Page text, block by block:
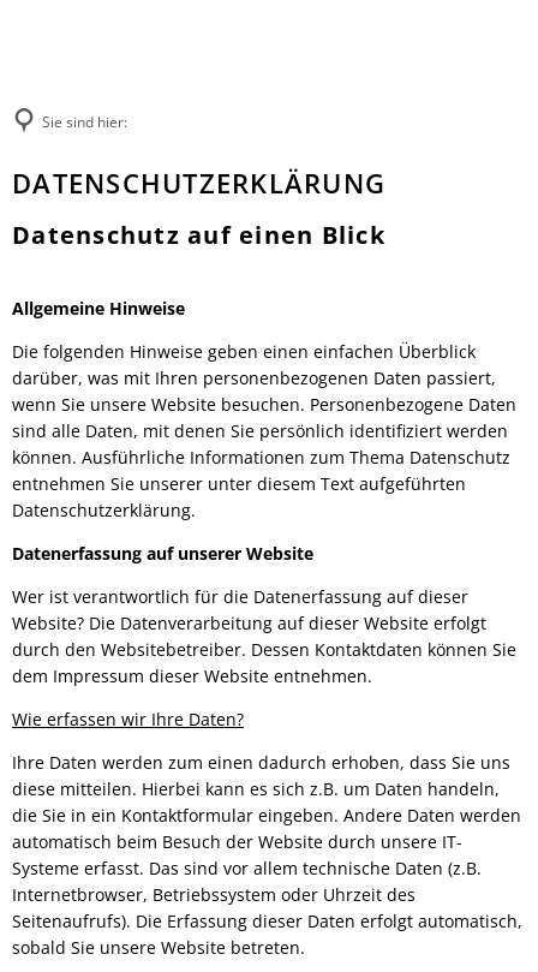
Märkte
Natur-Erlebnisbad
Vereine
Sprechtage der Deutschen
Feuerwehren
Umwelt, Planen, Bauen
Mobilität (ÖPNV)
Bürgerbus
Mitarbeitende der Verwaltung
Notfallvorsorge
Ausschreibungen
Termine für das Bürgerbüro
Organigramm
Fundbüro
Aktiv & Unterwegs
Gästeführungen
Gastronomie
Regionale Produkte
Sie sind hier:
Datenschutz
DATENSCHUTZERKLÄRUNG
Datenschutz auf einen Blick
Allgemeine Hinweise
Die folgenden Hinweise geben einen einfachen Überblick
darüber, was mit Ihren personenbezogenen Daten passiert,
wenn Sie unsere Website besuchen. Personenbezogene Daten
sind alle Daten, mit denen Sie persönlich identifiziert werden
können. Ausführliche Informationen zum Thema Datenschutz
entnehmen Sie unserer unter diesem Text aufgeführten
Datenschutzerklärung.
Datenerfassung auf unserer Website
Wer ist verantwortlich für die Datenerfassung auf dieser
Website? Die Datenverarbeitung auf dieser Website erfolgt
durch den Websitebetreiber. Dessen Kontaktdaten können Sie
dem Impressum dieser Website entnehmen.
Wie erfassen wir Ihre Daten?
Ihre Daten werden zum einen dadurch erhoben, dass Sie uns
diese mitteilen. Hierbei kann es sich z.B. um Daten handeln,
die Sie in ein Kontaktformular eingeben. Andere Daten werden
automatisch beim Besuch der Website durch unsere IT-
Systeme erfasst. Das sind vor allem technische Daten (z.B.
Internetbrowser, Betriebssystem oder Uhrzeit des
Seitenaufrufs). Die Erfassung dieser Daten erfolgt automatisch,
sobald Sie unsere Website betreten.